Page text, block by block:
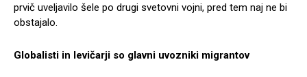
prvič uveljavilo šele po drugi svetovni vojni, pred tem naj ne bi
obstajalo.
Globalisti in levičarji so glavni uvozniki migrantov